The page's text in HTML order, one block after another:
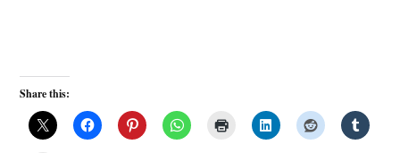
Share this: